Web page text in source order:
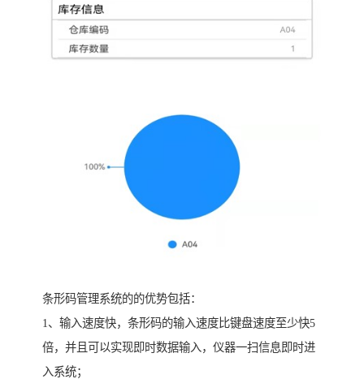
条形码管理系统的的优势包括：
1、输入速度快，条形码的输入速度比键盘速度至少快5
倍，并且可以实现即时数据输入，仪器一扫信息即时进
入系统；